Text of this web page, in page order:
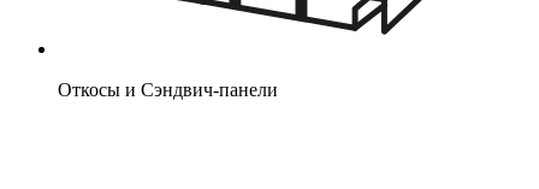
Откосы и Сэндвич-панели